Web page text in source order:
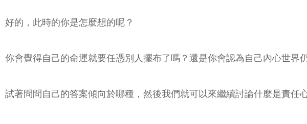
好的，此時的你是怎麼想的呢？
你會覺得自己的命運就要任憑別人擺布了嗎？還是你會認為自己內心世界
試著問問自己的答案傾向於哪種，然後我們就可以來繼續討論什麼是責任心